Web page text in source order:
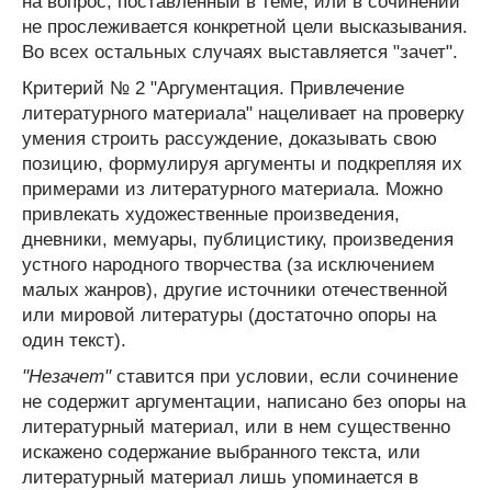
не прослеживается конкретной цели высказывания.
Во всех остальных случаях выставляется "зачет".
Критерий № 2 "Аргументация. Привлечение
литературного материала" нацеливает на проверку
умения строить рассуждение, доказывать свою
позицию, формулируя аргументы и подкрепляя их
примерами из литературного материала. Можно
привлекать художественные произведения,
дневники, мемуары, публицистику, произведения
устного народного творчества (за исключением
малых жанров), другие источники отечественной
или мировой литературы (достаточно опоры на
один текст).
"Незачет"ставится при условии, если сочинение
не содержит аргументации, написано без опоры на
литературный материал, или в нем существенно
искажено содержание выбранного текста, или
литературный материал лишь упоминается в